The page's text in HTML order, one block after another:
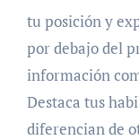
tu posición y
por debajo del
información
Destaca tus
diferencian de